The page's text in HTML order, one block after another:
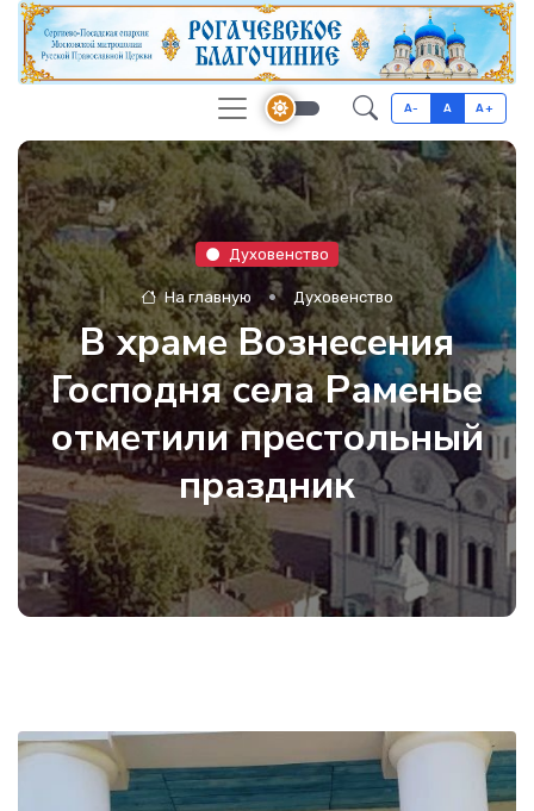
A- A A+
Духовенство
На главную Духовенство
В храме Вознесения
Господня села Раменье
отметили престольный
праздник